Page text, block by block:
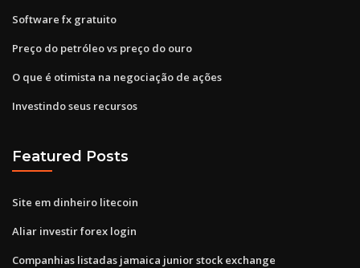
Software fx gratuito
Preço do petróleo vs preço do ouro
O que é otimista na negociação de ações
Investindo seus recursos
Featured Posts
Site em dinheiro litecoin
Aliar investir forex login
Companhias listadas jamaica junior stock exchange